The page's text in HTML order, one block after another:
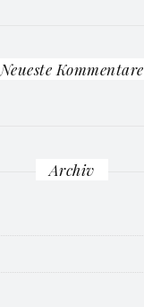
Neueste Kommentare
Archiv